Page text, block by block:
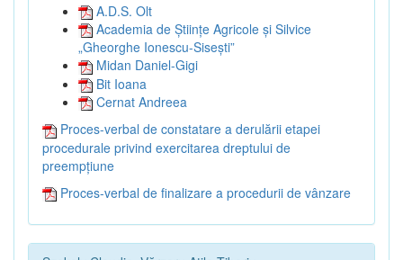
A.D.S. Olt
Academia de Științe Agricole și Silvice
„Gheorghe Ionescu-Sisești”
Midan Daniel-Gigi
Bit Ioana
Cernat Andreea
Proces-verbal de constatare a derulării etapei
procedurale privind exercitarea dreptului de
preempțiune
Proces-verbal de finalizare a procedurii de vânzare